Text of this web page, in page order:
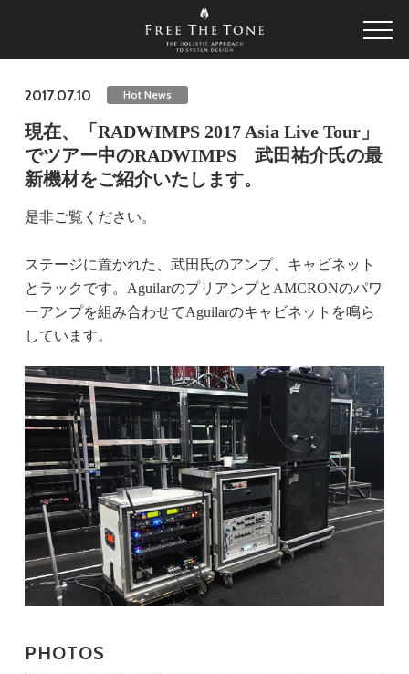
2017.07.10 Hot News
現在、「RADWIMPS 2017 Asia Live Tour」
でツアー中のRADWIMPS 武田祐介氏の最
新機材をご紹介いたします。
是非ご覧ください。
ステージに置かれた、武田氏のアンプ、キャビネット
とラックです。AguilarのプリアンプとAMCRONのパワ
ーアンプを組み合わせてAguilarのキャビネットを鳴ら
しています。
PHOTOS